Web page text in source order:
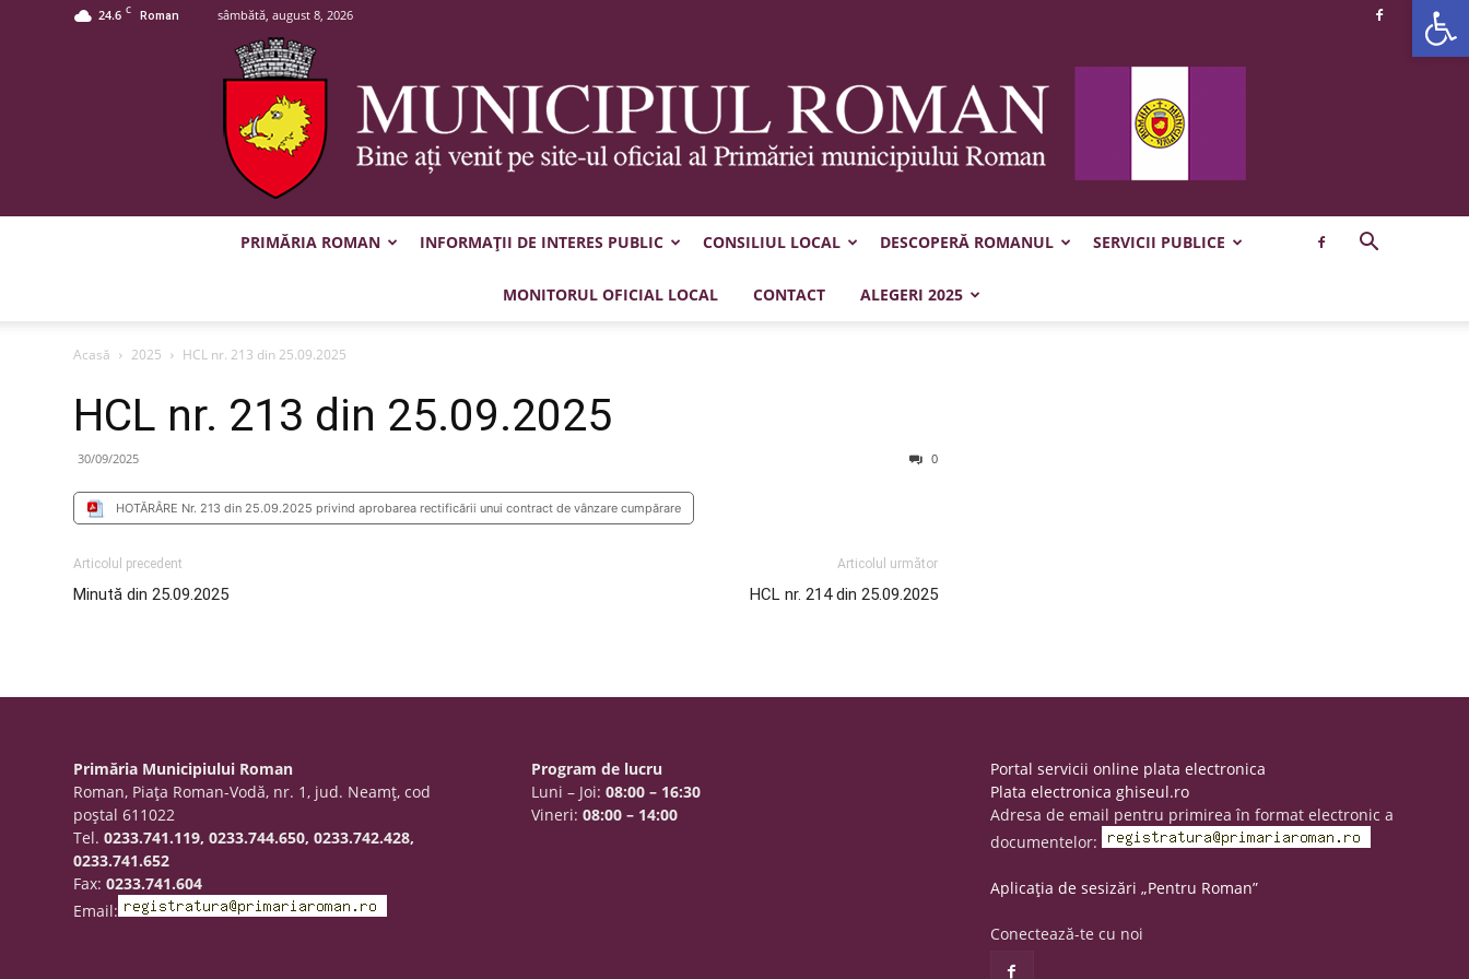
24.6 C Roman sâmbătă, august 8, 2026
Municipiul
PRIMĂRIA ROMAN INFORMAȚII DE INTERES PUBLIC CONSILIUL LOCAL DESCOPERĂ ROMANUL SERVICII PUBLICE
MONITORUL OFICIAL LOCAL CONTACT ALEGERI 2025
Acasă 2025 HCL nr. 213 din 25.09.2025
HCL nr. 213 din 25.09.2025
30/09/2025 0
HOTĂRÂRE Nr. 213 din 25.09.2025 privind aprobarea rectificării unui contract de vânzare cumpărare
Articolul precedent
Minută din 25.09.2025
Articolul următor
HCL nr. 214 din 25.09.2025
Primăria Municipiului Roman
Roman, Piaţa Roman-Vodă, nr. 1, jud. Neamţ, cod
poştal 611022
Tel.0233.741.119, 0233.744.650, 0233.742.428,
0233.741.652
Fax:0233.741.604
Email:
Program de lucru
Luni – Joi:08:00 – 16:30
Vineri:08:00 – 14:00
Portal servicii online plata electronica
Plata electronica ghiseul.ro
Adresa de email pentru primirea în format electronic a
documentelor:
Aplicația de sesizări „Pentru Roman”
Conectează-te cu noi